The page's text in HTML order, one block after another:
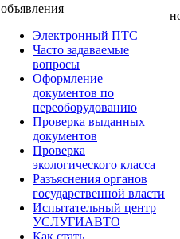
объявления
Электронный ПТС
Часто задаваемые
вопросы
Оформление
документов по
переоборудованию
Проверка выданных
документов
Проверка
экологического класса
Разъяснения органов
государственной власти
Испытательный центр
УСЛУГИАВТО
Как стать